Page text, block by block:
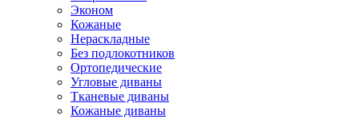
Эконом
Кожаные
Нераскладные
Без подлокотников
Ортопедические
Угловые диваны
Тканевые диваны
Кожаные диваны